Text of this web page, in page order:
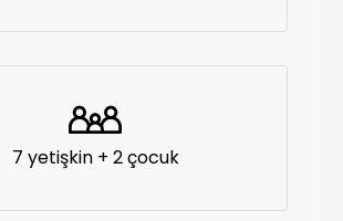
7 yetişkin + 2 çocuk